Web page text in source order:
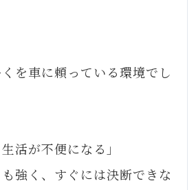
を車に頼っている環境でし
活が不便になる」
強く、すぐには決断できな